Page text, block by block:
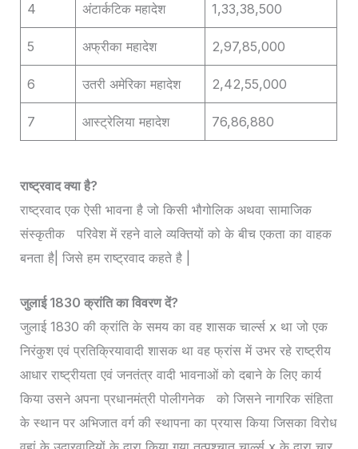
4 अंटार्कटिक महादेश 1,33,38,500
5 अफ्रीका महादेश 2,97,85,000
6 उतरी अमेरिका महादेश 2,42,55,000
7 आस्ट्रेलिया महादेश 76,86,880
राष्ट्रवाद क्या है?
राष्ट्रवाद एक ऐसी भावना है जो किसी भौगोलिक अथवा सामाजिक
संस्कृतीक परिवेश में रहने वाले व्यक्तियों को के बीच एकता का वाहक
बनता है| जिसे हम राष्ट्रवाद कहते है |
जुलाई 1830 क्रांति का विवरण दें?
जुलाई 1830 की क्रांति के समय का वह शासक चार्ल्स x था जो एक
निरंकुश एवं प्रतिक्रियावादी शासक था वह फ्रांस में उभर रहे राष्ट्रीय
आधार राष्ट्रीयता एवं जनतंत्र वादी भावनाओं को दबाने के लिए कार्य
किया उसने अपना प्रधानमंत्री पोलीगनेक को जिसने नागरिक संहिता
के स्थान पर अभिजात वर्ग की स्थापना का प्रयास किया जिसका विरोध